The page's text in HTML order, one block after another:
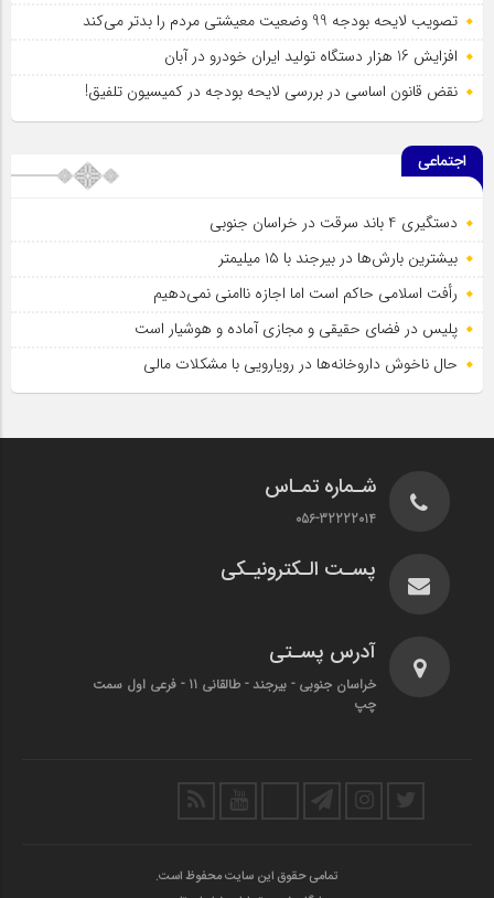
تصویب لایحه بودجه 99 وضعیت معیشتی مردم را بدتر می‌کند
افزایش 16 هزار دستگاه تولید ایران خودرو در آبان
نقض قانون اساسی در بررسی لایحه بودجه در کمیسیون تلفیق!
اجتماعی
دستگیری 4 باند سرقت در خراسان جنوبی
بیشترین بارش‌ها در بیرجند با ۱۵ میلیمتر
رأفت اسلامی حاکم است اما اجازه ناامنی نمی‌دهیم
پلیس در فضای حقیقی و مجازی آماده و هوشیار است
حال ناخوش داروخانه‌ها در رویارویی با مشکلات مالی
شـماره تمـاس
056-32222014
پسـت الـکترونیـکی
آدرس پسـتی
خراسان جنوبی - بیرجند - طالقانی 11 - فرعی اول سمت
چپ
تمامی حقوق این سایت محفوظ است.